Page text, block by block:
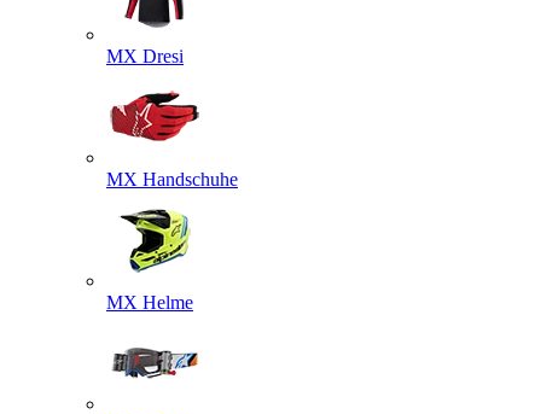
MX Dresi
MX Handschuhe
MX Helme